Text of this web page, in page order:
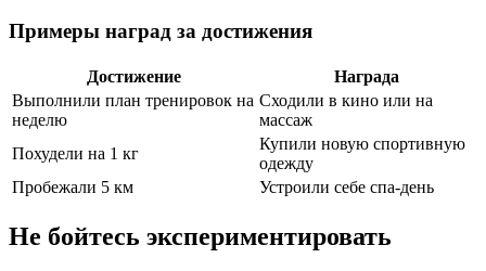
Примеры наград за достижения
Достижение
Награда
Выполнили план тренировок на
неделю
Сходили в кино или на
массаж
Похудели на 1 кг
Купили новую спортивную
одежду
Пробежали 5 км
Устроили себе спа-день
Не бойтесь экспериментировать